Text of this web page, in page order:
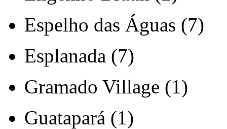
Espelho das Águas (7)
Esplanada (7)
Gramado Village (1)
Guatapará (1)